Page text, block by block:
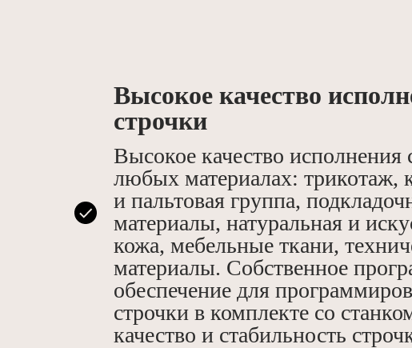
Высокое качество
строчки
Высокое качество исполнения
любых материалах: трикотаж,
и пальтовая группа,
материалы, натуральная и
кожа, мебельные ткани,
материалы. Собственное
обеспечение для
строчки в комплекте со
качество и стабильность